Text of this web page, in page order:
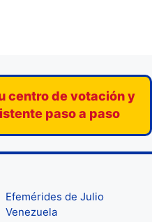
centro de votación y
paso a paso
Efemérides de Julio
Venezuela